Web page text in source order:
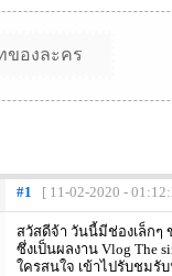
ของละคร
#1 [ 11-02-2020 -
สวัสดีจ้า วันนี้มีช่องเล็กๆ
ซึ่งเป็นผลงาน Vlog The
ใครสนใจ เข้าไปรับชมรั